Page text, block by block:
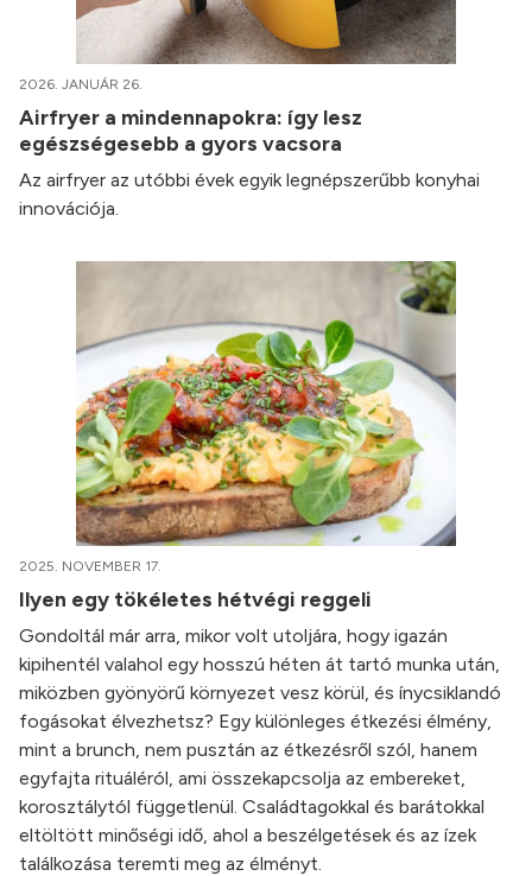
2026. JANUÁR 26.
Airfryer a mindennapokra: így lesz
egészségesebb a gyors vacsora
Az airfryer az utóbbi évek egyik legnépszerűbb konyhai
innovációja.
2025. NOVEMBER 17.
Ilyen egy tökéletes hétvégi reggeli
Gondoltál már arra, mikor volt utoljára, hogy igazán
kipihentél valahol egy hosszú héten át tartó munka után,
miközben gyönyörű környezet vesz körül, és ínycsiklandó
fogásokat élvezhetsz? Egy különleges étkezési élmény,
mint a brunch, nem pusztán az étkezésről szól, hanem
egyfajta rituáléról, ami összekapcsolja az embereket,
korosztálytól függetlenül. Családtagokkal és barátokkal
eltöltött minőségi idő, ahol a beszélgetések és az ízek
találkozása teremti meg az élményt.